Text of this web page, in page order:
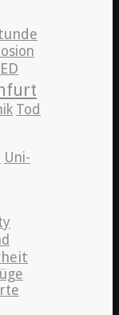
Tod
Uni-